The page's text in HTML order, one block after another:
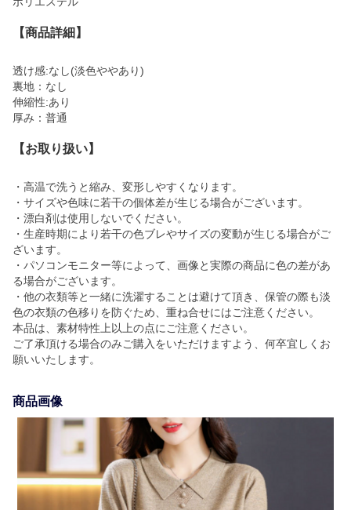
【商品詳細】
透け感:なし(淡色ややあり)
裏地：なし
伸縮性:あり
厚み：普通
【お取り扱い】
・高温で洗うと縮み、変形しやすくなります。
・サイズや色味に若干の個体差が生じる場合がございます。
・漂白剤は使用しないでください。
・生産時期により若干の色ブレやサイズの変動が生じる場合がご
ざいます。
・パソコンモニター等によって、画像と実際の商品に色の差があ
る場合がございます。
・他の衣類等と一緒に洗濯することは避けて頂き、保管の際も淡
色の衣類の色移りを防ぐため、重ね合せにはご注意ください。
本品は、素材特性上以上の点にご注意ください。
ご了承頂ける場合のみご購入をいただけますよう、何卒宜しくお
願いいたします。
商品画像